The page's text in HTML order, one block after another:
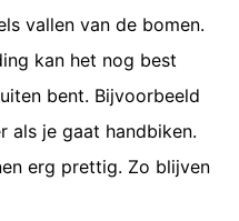
vallen van de bomen.
kan het nog best
bent. Bijvoorbeeld
als je gaat handbiken.
erg prettig. Zo blijven